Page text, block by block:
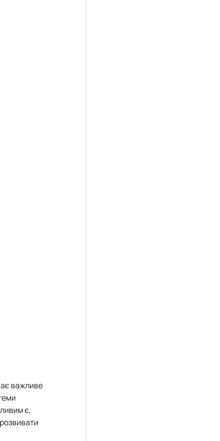
важливе
є,